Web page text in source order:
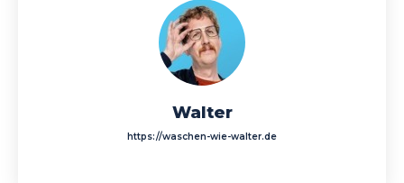
Walter
https://waschen-wie-walter.de